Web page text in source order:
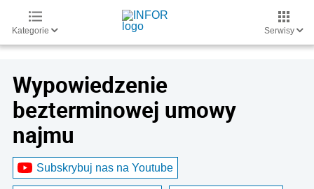
Kategorie Serwisy
Wypowiedzenie
bezterminowej umowy
najmu
Subskrybuj nas na Youtube